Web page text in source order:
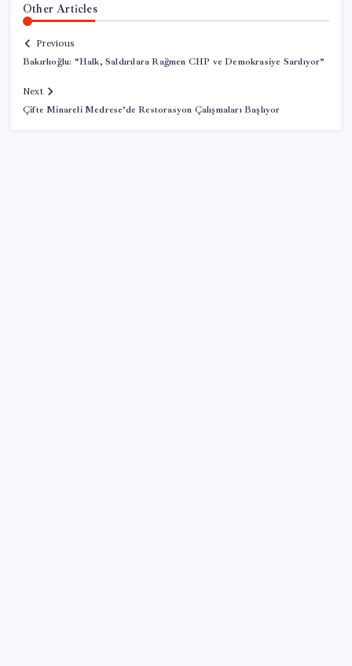
Other Articles
Previous
Bakırlıoğlu: “Halk, Saldırılara Rağmen CHP ve Demokrasiye Sarılıyor”
Next
Çifte Minareli Medrese’de Restorasyon Çalışmaları Başlıyor